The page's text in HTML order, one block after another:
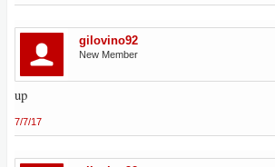
gilovino92
New Member
up
7/7/17